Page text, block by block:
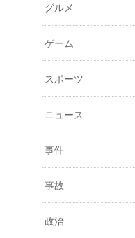
グルメ
ゲーム
スポーツ
ニュース
事件
事故
政治